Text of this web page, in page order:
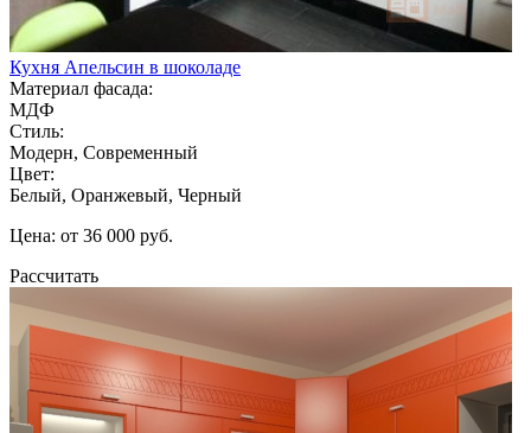
Кухня Апельсин в шоколаде
Материал фасада:
МДФ
Стиль:
Модерн, Современный
Цвет:
Белый, Оранжевый, Черный
Цена: от 36 000 руб.
Рассчитать